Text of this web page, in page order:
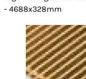
- 4688x328mm